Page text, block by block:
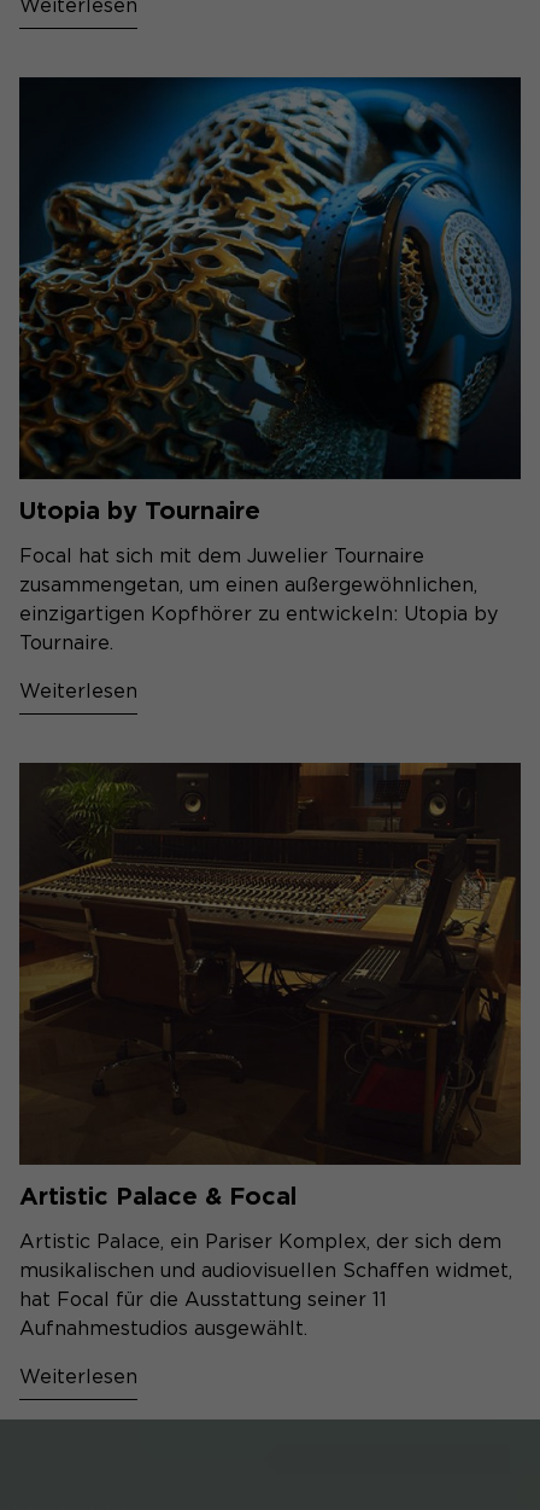
Weiterlesen
Utopia by Tournaire
Focal hat sich mit dem Juwelier Tournaire
zusammengetan, um einen außergewöhnlichen,
einzigartigen Kopfhörer zu entwickeln: Utopia by
Tournaire.
Weiterlesen
Artistic Palace & Focal
Artistic Palace, ein Pariser Komplex, der sich dem
musikalischen und audiovisuellen Schaffen widmet,
hat Focal für die Ausstattung seiner 11
Aufnahmestudios ausgewählt.
Weiterlesen